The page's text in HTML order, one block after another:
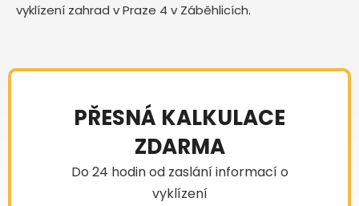
vyklízení zahrad v Praze 4 v Záběhlicích.
PŘESNÁ KALKULACE
ZDARMA
Do 24 hodin od zaslání informací o
vyklízení